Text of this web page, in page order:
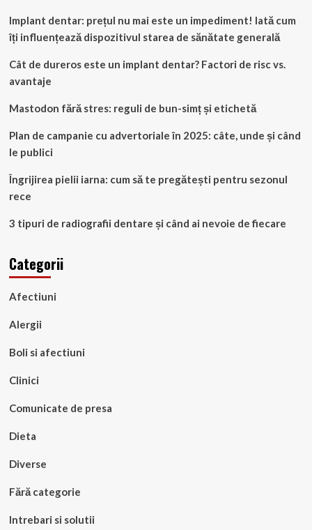
Implant dentar: prețul nu mai este un impediment! Iată cum
îți influențează dispozitivul starea de sănătate generală
Cât de dureros este un implant dentar? Factori de risc vs.
avantaje
Mastodon fără stres: reguli de bun-simț și etichetă
Plan de campanie cu advertoriale în 2025: câte, unde și când
le publici
Îngrijirea pielii iarna: cum să te pregătești pentru sezonul
rece
3 tipuri de radiografii dentare și când ai nevoie de fiecare
Categorii
Afectiuni
Alergii
Boli si afectiuni
Clinici
Comunicate de presa
Dieta
Diverse
Fără categorie
Intrebari si solutii